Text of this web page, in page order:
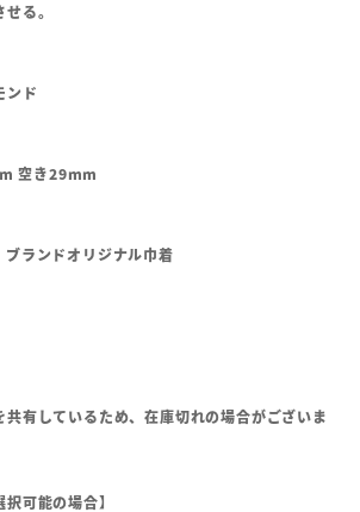
る。
ド
空き29mm
ブランドオリジナル巾着
有しているため、在庫切れの場合がございま
択可能の場合】